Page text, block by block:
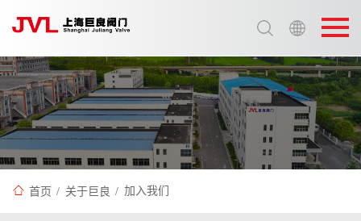
选择语言:
中文 / Chinese
英语 / English
首页 / 关于巨良 / 加入我们